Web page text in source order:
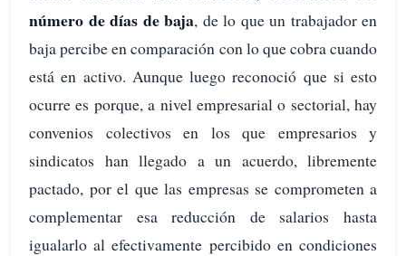
número de días de baja, de lo que un trabajador en
baja percibe en comparación con lo que cobra cuando
está en activo. Aunque luego reconoció que si esto
ocurre es porque, a nivel empresarial o sectorial, hay
convenios colectivos en los que empresarios y
sindicatos han llegado a un acuerdo, libremente
pactado, por el que las empresas se comprometen a
complementar esa reducción de salarios hasta
igualarlo al efectivamente percibido en condiciones